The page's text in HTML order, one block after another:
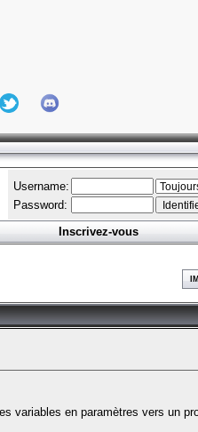
Username:
Password:
Inscrivez-vous
variables en paramètres vers un